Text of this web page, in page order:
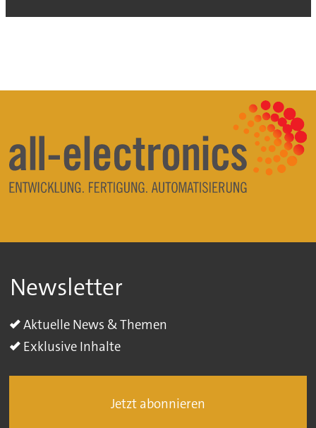
Newsletter
Aktuelle News & Themen
Exklusive Inhalte
Jetzt abonnieren